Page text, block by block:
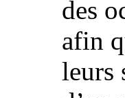
des
afin
leurs